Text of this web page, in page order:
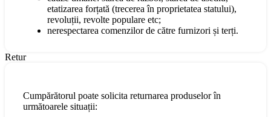
etatizarea forțată (trecerea în proprietatea statului),
revoluții, revolte populare etc;
nerespectarea comenzilor de către furnizori și terți.
Retur
Cumpărătorul poate solicita returnarea produselor în
următoarele situații: